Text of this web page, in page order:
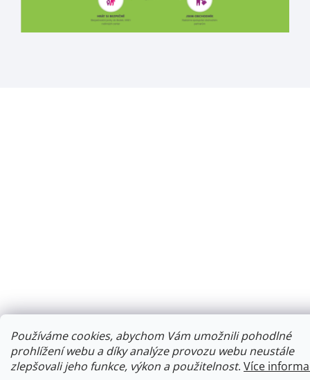
Používáme cookies, abychom Vám umožnili pohodlné
prohlížení webu a díky analýze provozu webu neustále
zlepšovali jeho funkce, výkon a použitelnost. Více